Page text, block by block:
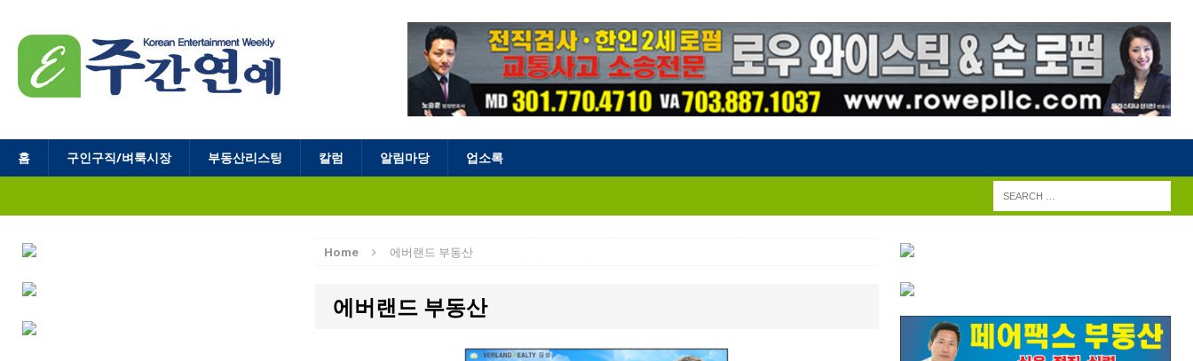
홈 구인구직/벼룩시장 부동산리스팅 칼럼 알림마당 업소록
Home 에버랜드 부동산
에버랜드 부동산